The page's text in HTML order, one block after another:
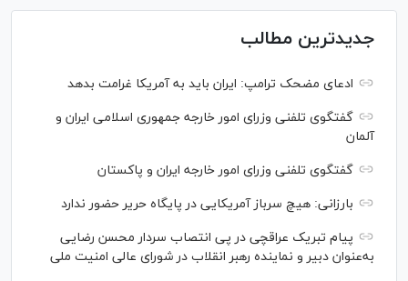
جدیدترین مطالب
ادعای مضحک ترامپ: ایران باید به آمریکا غرامت بدهد
گفتگوی تلفنی وزرای امور خارجه جمهوری اسلامی ایران و
آلمان
گفتگوی تلفنی وزرای امور خارجه ایران و پاکستان
بارزانی: هیچ سرباز آمریکایی در پایگاه حریر حضور ندارد
پیام تبریک عراقچی در پی انتصاب سردار محسن رضایی
به‌عنوان دبیر و نماینده رهبر انقلاب در شورای عالی امنیت ملی